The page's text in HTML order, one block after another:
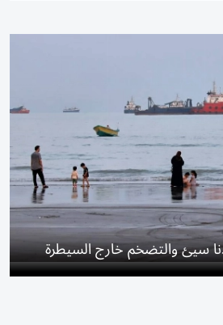
سيئ والتضخم خارج السيطرة